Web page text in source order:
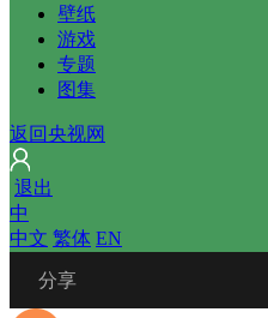
壁纸
游戏
专题
图集
返回央视网
退出
中
中文 繁体 EN
分享